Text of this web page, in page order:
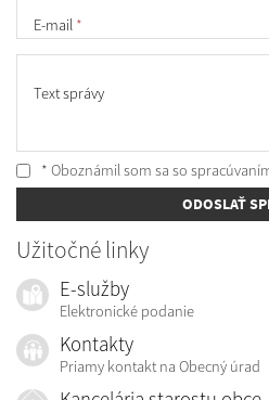
E-mail *
Text správy
* Oboznámil som sa so
ODOSLAŤ
Užitočné linky
E-služby
Elektronické podanie
Kontakty
Priamy kontakt na Obecný úrad